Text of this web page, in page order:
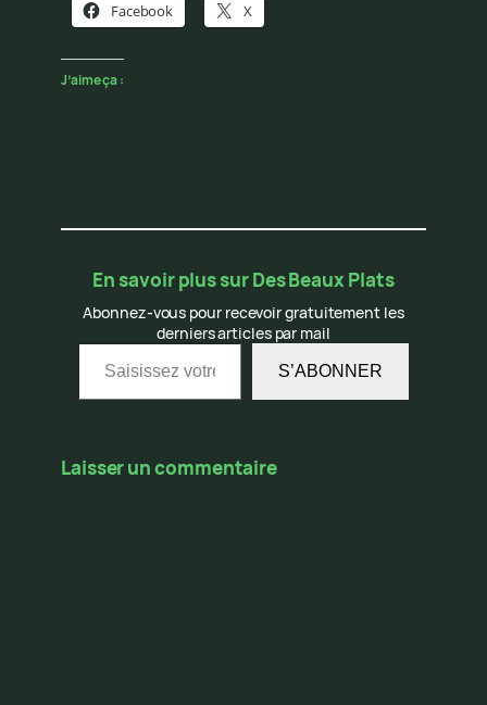
Facebook X
J’aime ça :
En savoir plus sur Des Beaux Plats
Abonnez-vous pour recevoir gratuitement les
derniers articles par mail
Saisissez votre adresse e-mail…
S’ABONNER
Laisser un commentaire